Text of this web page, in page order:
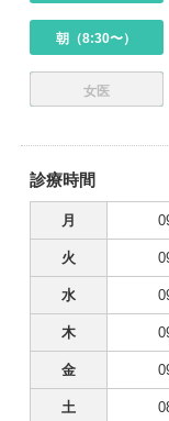
朝（8:30〜）
女医
診療時間
月
火
水
木
金
土